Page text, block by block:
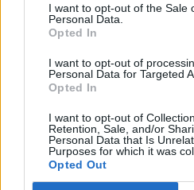
I want to opt-out of the Sale
Personal Data.
Opted In
I want to opt-out of
Personal Data for Targeted
Opted In
I want to opt-out of
Retention, Sale, and/or
Personal Data that Is
Purposes for which it was
Opted Out
Programmet spændte
Allan Mortensen
10. august 2026 kl. 06.00
BRØNDERSLEV:
eftermiddag sætte
udgave af Spar Nord Cup.